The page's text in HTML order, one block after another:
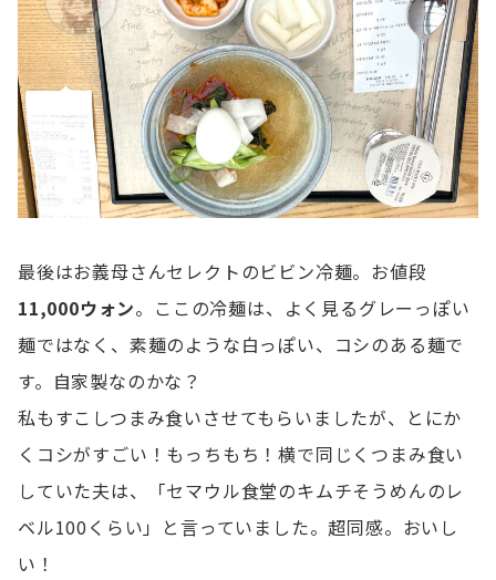
最後はお義母さんセレクトのビビン冷麺。お値段
11,000ウォン。ここの冷麺は、よく見るグレーっぽい
麺ではなく、素麺のような白っぽい、コシのある麺で
す。自家製なのかな？
私もすこしつまみ食いさせてもらいましたが、とにか
くコシがすごい！もっちもち！横で同じくつまみ食い
していた夫は、「セマウル食堂のキムチそうめんのレ
ベル100くらい」と言っていました。超同感。おいし
い！